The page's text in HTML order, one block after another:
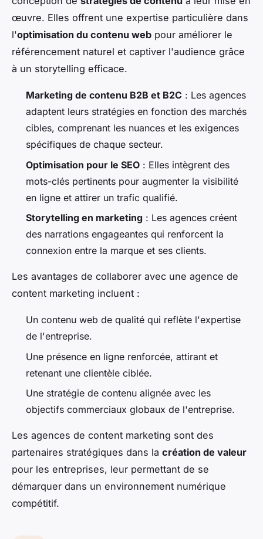
œuvre. Elles offrent une expertise particulière dans
l'optimisation du contenu web pour améliorer le
référencement naturel et captiver l'audience grâce
à un storytelling efficace.
Marketing de contenu B2B et B2C : Les agences
adaptent leurs stratégies en fonction des marchés
cibles, comprenant les nuances et les exigences
spécifiques de chaque secteur.
Optimisation pour le SEO : Elles intègrent des
mots-clés pertinents pour augmenter la visibilité
en ligne et attirer un trafic qualifié.
Storytelling en marketing : Les agences créent
des narrations engageantes qui renforcent la
connexion entre la marque et ses clients.
Les avantages de collaborer avec une agence de
content marketing incluent :
Un contenu web de qualité qui reflète l'expertise
de l'entreprise.
Une présence en ligne renforcée, attirant et
retenant une clientèle ciblée.
Une stratégie de contenu alignée avec les
objectifs commerciaux globaux de l'entreprise.
Les agences de content marketing sont des
partenaires stratégiques dans la création de valeur
pour les entreprises, leur permettant de se
démarquer dans un environnement numérique
compétitif.